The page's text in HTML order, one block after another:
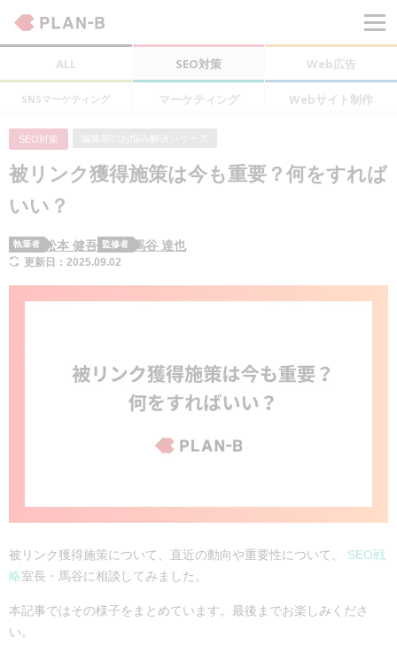
ALL SEO対策 Web広告
SNSマーケティング マーケティング Webサイト制作
SEO対策
被リンク獲得施策は今も重要？何をすれば
いい？
執筆者 松本 健吾 監修者 馬谷 達也
更新日：2025.09.02
被リンク獲得施策について、直近の動向や重要性について、 SEO戦
略室長・馬谷に相談してみました。
本記事ではその様子をまとめています。最後までお楽しみくださ
い。